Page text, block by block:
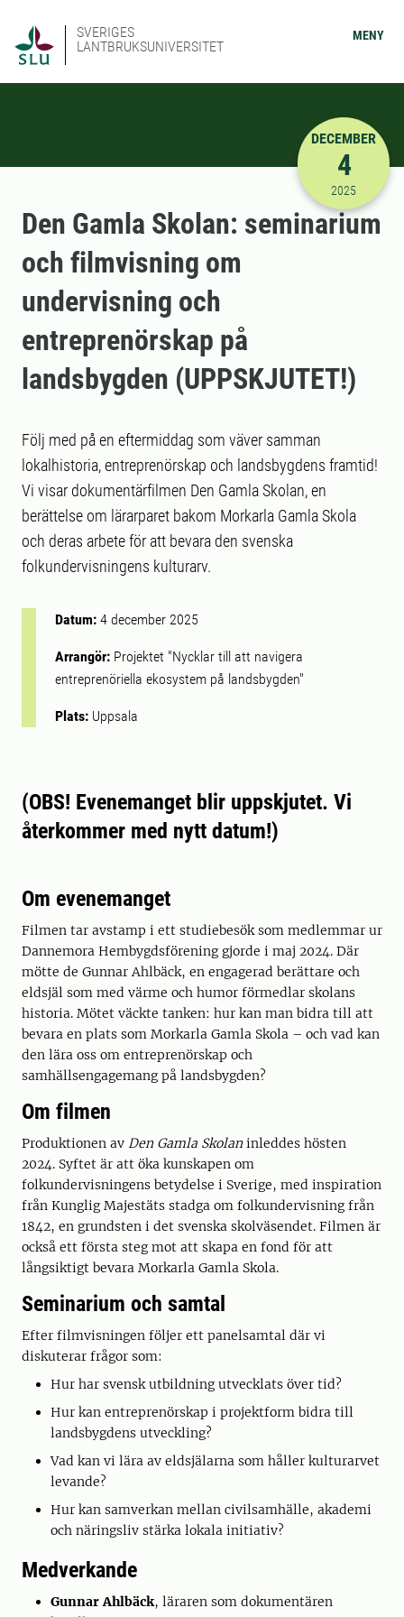
SVERIGES
LANTBRUKSUNIVERSITET
MENY
2025-12-
DECEMBER
4
2025
Den Gamla Skolan: seminarium
och filmvisning om
undervisning och
entreprenörskap på
landsbygden (UPPSKJUTET!)
Följ med på en eftermiddag som väver samman
lokalhistoria, entreprenörskap och landsbygdens framtid!
Vi visar dokumentärfilmen Den Gamla Skolan, en
berättelse om lärarparet bakom Morkarla Gamla Skola
och deras arbete för att bevara den svenska
folkundervisningens kulturarv.
Datum: 4 december 2025
Arrangör: Projektet "Nycklar till att navigera
entreprenöriella ekosystem på landsbygden"
Plats: Uppsala
(OBS! Evenemanget blir uppskjutet. Vi
återkommer med nytt datum!)
Om evenemanget
Filmen tar avstamp i ett studiebesök som medlemmar ur
Dannemora Hembygdsförening gjorde i maj 2024. Där
mötte de Gunnar Ahlbäck, en engagerad berättare och
eldsjäl som med värme och humor förmedlar skolans
historia. Mötet väckte tanken: hur kan man bidra till att
bevara en plats som Morkarla Gamla Skola – och vad kan
den lära oss om entreprenörskap och
samhällsengagemang på landsbygden?
Om filmen
Produktionen av Den Gamla Skolaninleddes hösten
2024. Syftet är att öka kunskapen om
folkundervisningens betydelse i Sverige, med inspiration
från Kunglig Majestäts stadga om folkundervisning från
1842, en grundsten i det svenska skolväsendet. Filmen är
också ett första steg mot att skapa en fond för att
långsiktigt bevara Morkarla Gamla Skola.
Seminarium och samtal
Efter filmvisningen följer ett panelsamtal där vi
diskuterar frågor som:
Hur har svensk utbildning utvecklats över tid?
Hur kan entreprenörskap i projektform bidra till
landsbygdens utveckling?
Vad kan vi lära av eldsjälarna som håller kulturarvet
levande?
Hur kan samverkan mellan civilsamhälle, akademi
och näringsliv stärka lokala initiativ?
Medverkande
Gunnar Ahlbäck, läraren som dokumentären